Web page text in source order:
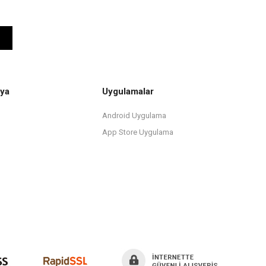
Uygulamalar
Android Uygulama
App Store Uygulama